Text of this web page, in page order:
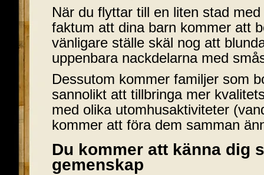
När du flyttar till en liten stad
faktum att dina barn kommer att
vänligare ställe skäl nog att
uppenbara nackdelarna med
Dessutom kommer familjer som
sannolikt att tillbringa mer
med olika utomhusaktiviteter
kommer att föra dem samman
Du kommer att känna dig
gemenskap